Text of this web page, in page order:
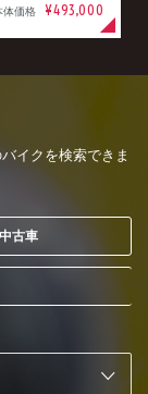
体価格 ¥493,000
イクを検索できま
中古車